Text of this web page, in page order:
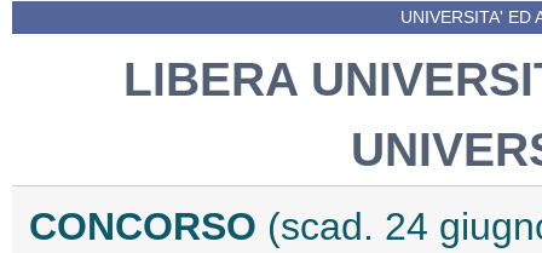
UNIVERSITA' ED
LIBERA
CONCORSO (scad. 24